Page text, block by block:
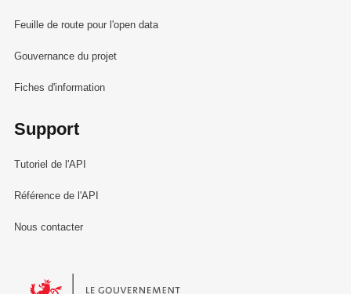
Feuille de route pour l'open data
Gouvernance du projet
Fiches d'information
Support
Tutoriel de l'API
Référence de l'API
Nous contacter
Le Gouvernement du Grand-Duché de Luxembourg - Service